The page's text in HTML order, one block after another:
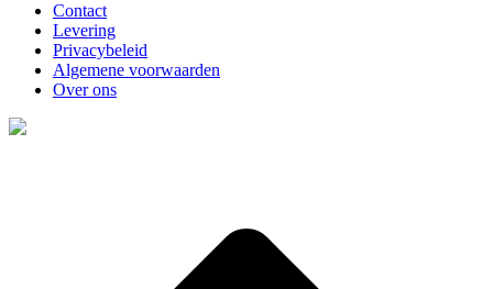
Contact
Levering
Privacybeleid
Algemene voorwaarden
Over ons